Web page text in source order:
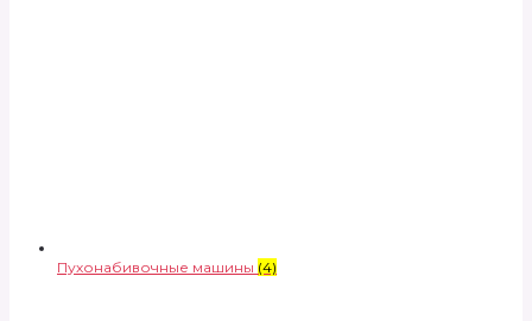
Пухонабивочные машины (4)